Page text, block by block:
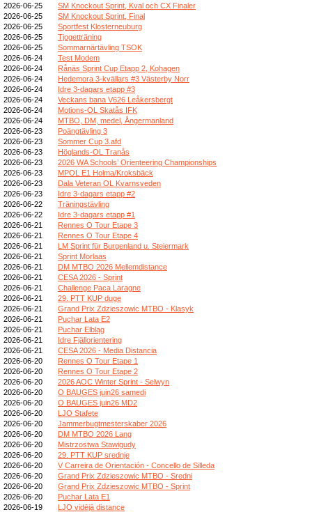
2026-06-25
SM Knockout Sprint, Kval och CX Finaler
2026-06-25
SM Knockout Sprint, Final
2026-06-25
Sportfest Klosterneuburg
2026-06-25
Tjogetträning
2026-06-25
Sommarnärtävling TSOK
2026-06-24
Test Modem
2026-06-24
Rånäs Sprint Cup Etapp 2, Kohagen
2026-06-24
Hedemora 3-kvällars #3 Västerby Norr
2026-06-24
Idre 3-dagars etapp #3
2026-06-24
Veckans bana V626 Leåkersbergt
2026-06-24
Motions-OL Skatås IFK
2026-06-24
MTBO, DM, medel, Ångermanland
2026-06-23
Poängtävling 3
2026-06-23
Sommer Cup 3.afd
2026-06-23
Höglands-OL Tranås
2026-06-23
2026 WA Schools’ Orienteering Championships
2026-06-23
MPOL E1 Holma/Kroksbäck
2026-06-23
Dala Veteran OL Kvarnsveden
2026-06-23
Idre 3-dagars etapp #2
2026-06-22
Träningstävling
2026-06-22
Idre 3-dagars etapp #1
2026-06-21
Rennes O Tour Etape 3
2026-06-21
Rennes O Tour Etape 4
2026-06-21
LM Sprint für Burgenland u. Steiermark
2026-06-21
Sprint Morlaas
2026-06-21
DM MTBO 2026 Mellemdistance
2026-06-21
CESA 2026 - Sprint
2026-06-21
Challenge Paca Laragne
2026-06-21
29. PTT KUP duge
2026-06-21
Grand Prix Zdzieszowic MTBO - Klasyk
2026-06-21
Puchar Lata E2
2026-06-21
Puchar Elbląg
2026-06-21
Idre Fjällorientering
2026-06-21
CESA 2026 - Media Distancia
2026-06-20
Rennes O Tour Etape 1
2026-06-20
Rennes O Tour Etape 2
2026-06-20
2026 AOC Winter Sprint - Selwyn
2026-06-20
O BAUGES juin26 samedi
2026-06-20
O BAUGES juin26 MD2
2026-06-20
LJO Stafete
2026-06-20
Jammerbugtmesterskaber 2026
2026-06-20
DM MTBO 2026 Lang
2026-06-20
Mistrzostwa Stawigudy
2026-06-20
29. PTT KUP srednje
2026-06-20
V Carreira de Orientación - Concello de Silleda
2026-06-20
Grand Prix Zdzieszowic MTBO - Sredni
2026-06-20
Grand Prix Zdzieszowic MTBO - Sprint
2026-06-20
Puchar Lata E1
2026-06-19
LJO vidējā distance